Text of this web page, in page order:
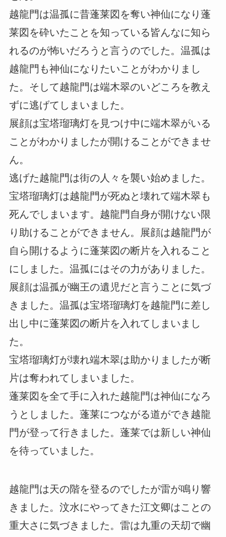
越龍門は温孤に昔蓬莱図を奪い神仙になり蓬
莱図を砕いたことを知っている皆んなに知ら
れるのが怖いだろうと言うのでした。温孤は
越龍門も神仙になりたいことがわかりまし
た。そして越龍門は端木翠のいどころを教え
ずに逃げてしまいました。
展顔は宝塔瑠璃灯を見つけ中に端木翠がいる
ことがわかりましたが開けることができませ
ん。
逃げた越龍門は街の人々を襲い始めました。
宝塔瑠璃灯は越龍門が死ぬと壊れて端木翠も
死んでしまいます。越龍門自身が開けない限
り助けることができません。展顔は越龍門が
自ら開けるように蓬莱図の断片を入れること
にしました。温孤にはその力がありました。
展顔は温孤が幽王の遺児だと言うことに気づ
きました。温孤は宝塔瑠璃灯を越龍門に差し
出し中に蓬莱図の断片を入れてしまいまし
た。
宝塔瑠璃灯が壊れ端木翠は助かりましたが断
片は奪われてしまいました。
蓬莱図を全て手に入れた越龍門は神仙になろ
うとしました。蓬莱につながる道ができ越龍
門が登って行きました。蓬莱では新しい神仙
を待っていました。
越龍門は天の階を登るのでしたが雷が鳴り響
きました。汶水にやってきた江文卿はことの
重大さに気づきました。雷は九重の天刧で幽